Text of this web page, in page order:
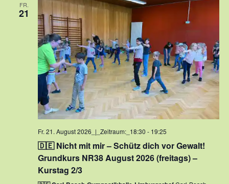
FR.
21
Fr. 21. August 2026_|_Zeitraum:_18:30 - 19:25
🇩🇪 Nicht mit mir – Schütz dich vor Gewalt!
Grundkurs NR38 August 2026 (freitags) –
Kurstag 2/3